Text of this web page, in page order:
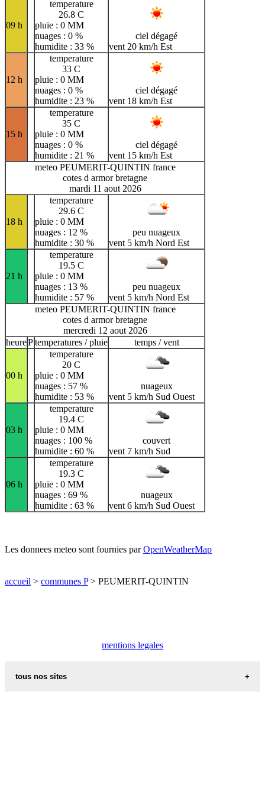
09 h
temperature
26.8 C
pluie : 0 MM
nuages : 0 %
humidite : 33 %
ciel dégagé
vent 20 km/h Est
12 h
temperature
33 C
pluie : 0 MM
nuages : 0 %
humidite : 23 %
ciel dégagé
vent 18 km/h Est
15 h
temperature
35 C
pluie : 0 MM
nuages : 0 %
humidite : 21 %
ciel dégagé
vent 15 km/h Est
meteo PEUMERIT-QUINTIN france
cotes d armor bretagne
mardi 11 aout 2026
18 h
temperature
29.6 C
pluie : 0 MM
nuages : 12 %
humidite : 30 %
peu nuageux
vent 5 km/h Nord Est
21 h
temperature
19.5 C
pluie : 0 MM
nuages : 13 %
humidite : 57 %
peu nuageux
vent 5 km/h Nord Est
meteo PEUMERIT-QUINTIN france
cotes d armor bretagne
mercredi 12 aout 2026
heurePtemperatures / pluie temps / vent
00 h
temperature
20 C
pluie : 0 MM
nuages : 57 %
humidite : 53 %
nuageux
vent 5 km/h Sud Ouest
03 h
temperature
19.4 C
pluie : 0 MM
nuages : 100 %
humidite : 60 %
couvert
vent 7 km/h Sud
06 h
temperature
19.3 C
pluie : 0 MM
nuages : 69 %
humidite : 63 %
nuageux
vent 6 km/h Sud Ouest
Les donnees meteo sont fournies parOpenWeatherMap
accueil > communes P> PEUMERIT-QUINTIN
mentions legales
tous nos sites